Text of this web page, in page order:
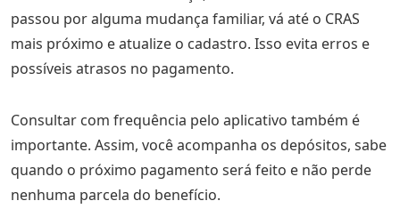
passou por alguma mudança familiar, vá até o CRAS
mais próximo e atualize o cadastro. Isso evita erros e
possíveis atrasos no pagamento.
Consultar com frequência pelo aplicativo também é
importante. Assim, você acompanha os depósitos, sabe
quando o próximo pagamento será feito e não perde
nenhuma parcela do benefício.